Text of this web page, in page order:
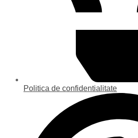
Politica de confidentialitate